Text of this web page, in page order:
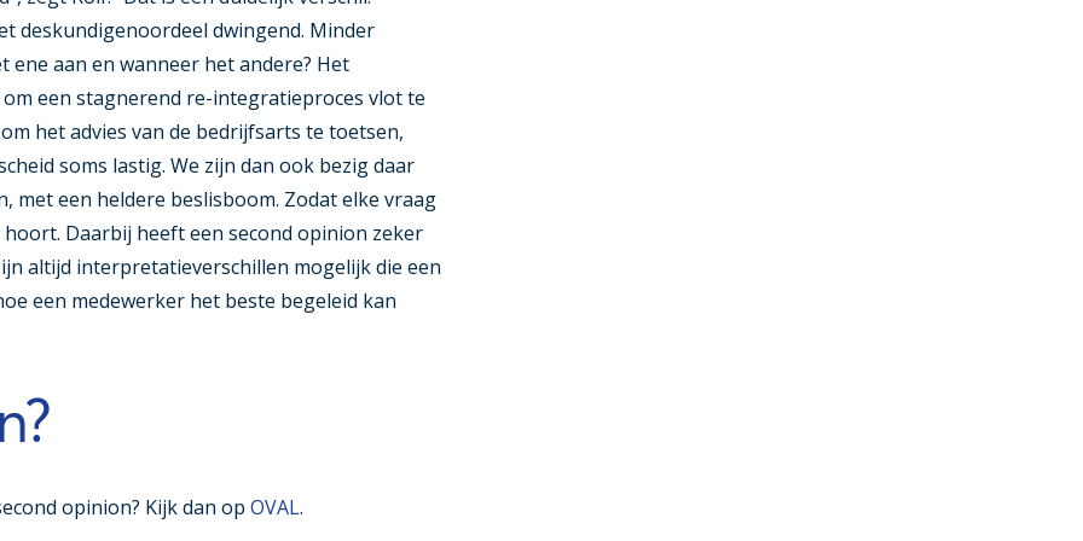
deskundigenoordeel dwingend. Minder
ene aan en wanneer het andere? Het
een stagnerend re-integratieproces vlot te
het advies van de bedrijfsarts te toetsen,
soms lastig. We zijn dan ook bezig daar
met een heldere beslisboom. Zodat elke vraag
Daarbij heeft een second opinion zeker
altijd interpretatieverschillen mogelijk die een
een medewerker het beste begeleid kan
opinion? Kijk dan op OVAL.